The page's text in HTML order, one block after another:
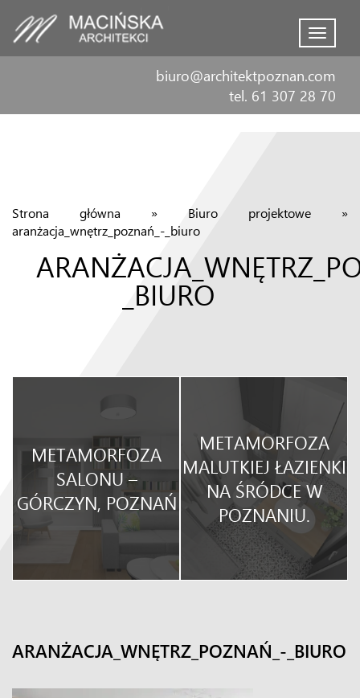
Menu
biuro@architektpoznan.com
tel. 61 307 28 70
Strona główna » Biuro projektowe »
aranżacja_wnętrz_poznań_-_biuro
_BIURO
METAMORFOZA
SALONU –
GÓRCZYN, POZNAŃ
METAMORFOZA
MALUTKIEJ ŁAZIENKI
NA ŚRÓDCE W
POZNANIU.
ARANŻACJA_WNĘTRZ_POZNAŃ_-_BIURO